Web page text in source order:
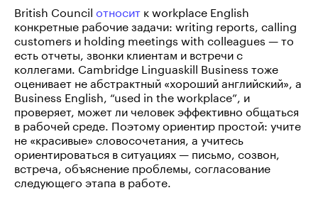
British Council относит к workplace English
конкретные рабочие задачи: writing reports, calling
customers и holding meetings with colleagues — то
есть отчеты, звонки клиентам и встречи с
коллегами. Cambridge Linguaskill Business тоже
оценивает не абстрактный «хороший английский», а
Business English, “used in the workplace”, и
проверяет, может ли человек эффективно общаться
в рабочей среде. Поэтому ориентир простой: учите
не «красивые» словосочетания, а учитесь
ориентироваться в ситуациях — письмо, созвон,
встреча, объяснение проблемы, согласование
следующего этапа в работе.